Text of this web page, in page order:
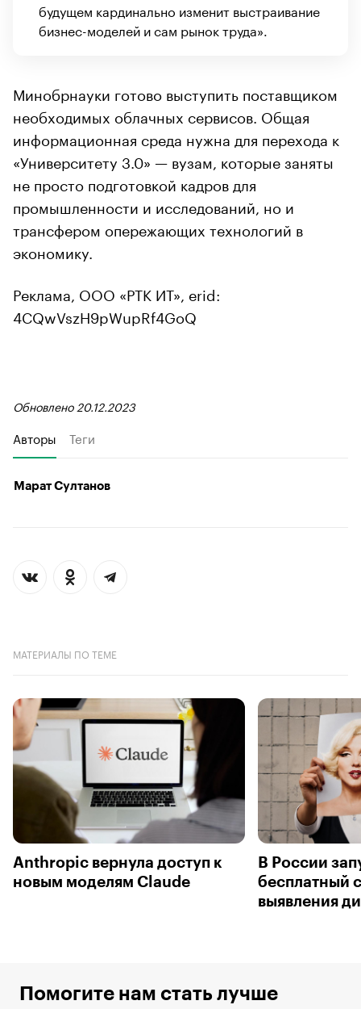
будущем кардинально изменит выстраивание
бизнес-моделей и сам рынок труда».
Минобрнауки готово выступить поставщиком
необходимых облачных сервисов. Общая
информационная среда нужна для перехода к
«Университету 3.0» — вузам, которые заняты
не просто подготовкой кадров для
промышленности и исследований, но и
трансфером опережающих технологий в
экономику.
Реклама, ООО «РТК ИТ», erid:
4CQwVszH9pWupRf4GoQ
Обновлено 20.12.2023
Авторы Теги
Марат Султанов
МАТЕРИАЛЫ ПО ТЕМЕ
Anthropic вернула доступ к
новым моделям Claude
В России
бесплатный
выявления
Помогите нам стать лучше